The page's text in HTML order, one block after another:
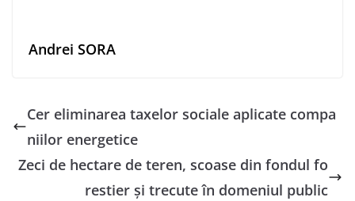
Andrei SORA
Cer eliminarea taxelor sociale aplicate compa
niilor energetice
Zeci de hectare de teren, scoase din fondul fo
restier și trecute în domeniul public